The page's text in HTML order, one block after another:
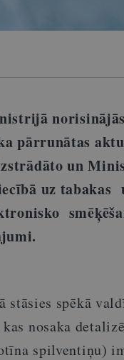
norisinājās
pārrunātas
un
uz
stāsies spēkā
nosaka
spilventiņu)